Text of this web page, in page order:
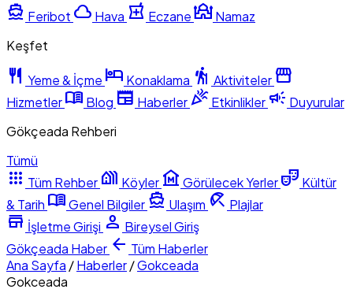
directions_boat Feribot cloud Hava local_pharmacy EczanemosqueNamaz
Keşfet
restaurant Yeme & İçme hotel Konaklama hiking Aktiviteler storefront
Hizmetlermenu_book Blog newspaper Haberler celebrationEtkinlikler campaign Duyurular
Gökçeada Rehberi
Tümü
apps Tüm Rehber holiday_village Köyler museum Görülecek Yerlertheater_comedy Kültür
& Tarih menu_bookGenel Bilgiler directions_boat Ulaşım beach_access Plajlar
store İşletme Girişi person Bireysel Giriş
Gökçeada Haber arrow_back Tüm Haberler
Ana Sayfa /Haberler/Gokceada
Gokceada